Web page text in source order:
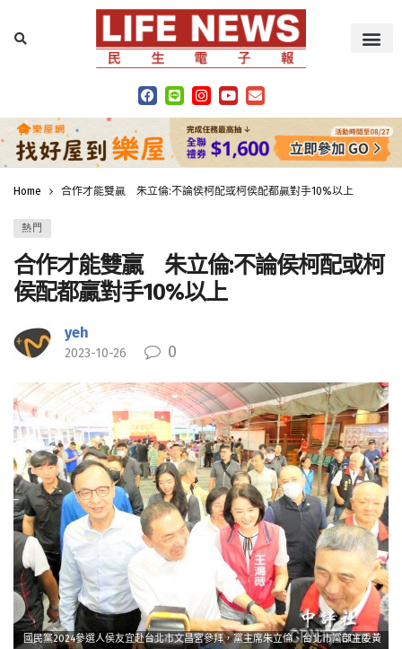
Home 合作才能雙贏 朱立倫:不論侯柯配或柯侯配都贏對手10%以上
熱門
合作才能雙贏 朱立倫:不論侯柯配或柯
侯配都贏對手10%以上
yeh
2023-10-26 0
國民黨2024參選人侯友宜赴台北市文昌宮參拜，黨主席朱立倫、台北市黨部主委黃